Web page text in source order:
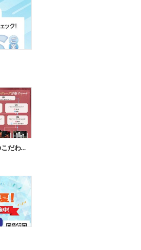
PB商品の裏側に迫る!開発のこだわりこの一品